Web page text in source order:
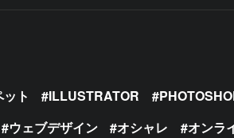
ト ILLUSTRATOR
ウェブデザイン オシャレ オンラ